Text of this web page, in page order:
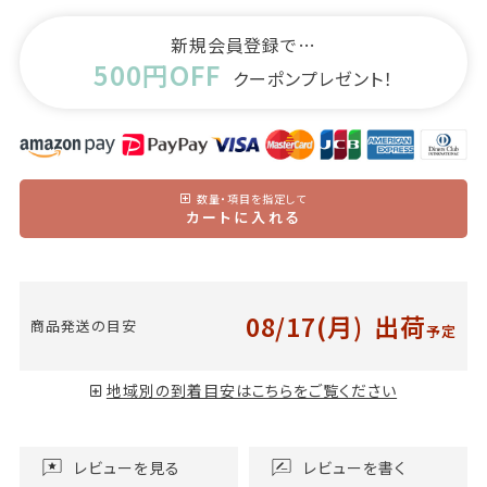
新規会員登録で…
500円OFF クーポンプレゼント！
数量・項目を指定して
カートに入れる
商品発送の目安 08/17(月) 出荷予定
地域別の到着目安はこちらをご覧ください
レビューを見る レビューを書く